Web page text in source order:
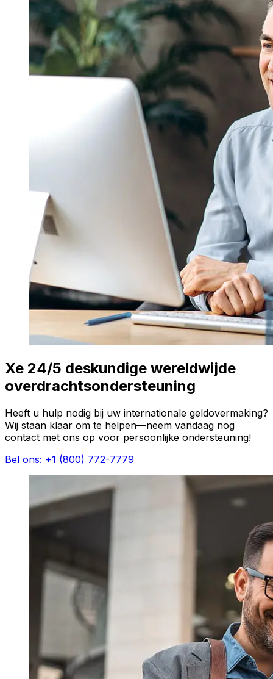
Xe 24/5 deskundige wereldwijde
overdrachtsondersteuning
Heeft u hulp nodig bij uw internationale geldovermaking?
Wij staan klaar om te helpen—neem vandaag nog
contact met ons op voor persoonlijke ondersteuning!
Bel ons: +1 (800) 772-7779